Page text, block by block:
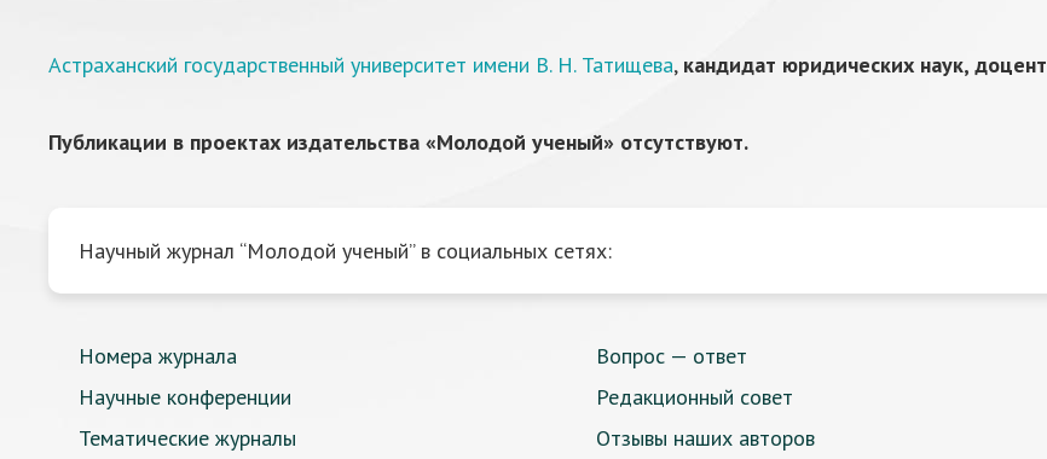
Астраханский государственный университет имени В. Н. Татищева, кандидат юридических наук, доцент
Публикации в проектах издательства «Молодой ученый» отсутствуют.
Научный журнал “Молодой ученый” в социальных сетях:
Номера журнала
Научные конференции
Тематические журналы
Вопрос — ответ
Редакционный совет
Отзывы наших авторов